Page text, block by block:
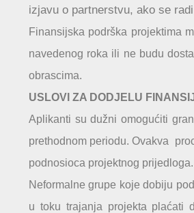
izjavu o partnerstvu, ako se
Finansijska podrška projektima
navedenog roka ili ne budu
obrascima.
USLOVI ZA DODJELU
Aplikanti su dužni omogućiti
prethodnom periodu. Ovakva
podnosioca projektnog
Neformalne grupe koje dobiju
u toku trajanja projekta plaćati